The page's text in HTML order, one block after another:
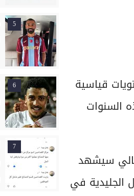
قياسية
متوسط هذه السنوات
سيشهد
الجليدية في
5
6
7